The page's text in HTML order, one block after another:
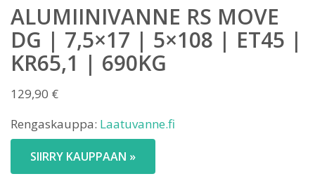
ALUMIINIVANNE RS MOVE
DG | 7,5×17 | 5×108 | ET45 |
KR65,1 | 690KG
129,90 €
Rengaskauppa: Laatuvanne.fi
SIIRRY KAUPPAAN »